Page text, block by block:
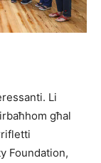
Li
għal
Foundation,